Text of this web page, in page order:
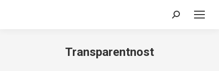
Search:
Transparentnost